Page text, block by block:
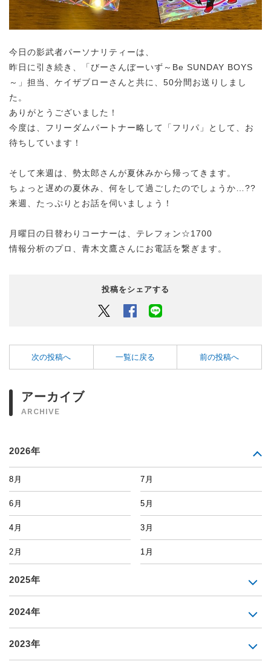
今日の影武者パーソナリティーは、
昨日に引き続き、「びーさんぼーいず～Be SUNDAY BOYS
～」担当、ケイザブローさんと共に、50分間お送りしまし
た。
ありがとうございました！
今度は、フリーダムパートナー略して「フリパ」として、お
待ちしています！
そして来週は、勢太郎さんが夏休みから帰ってきます。
ちょっと遅めの夏休み、何をして過ごしたのでしょうか…??
来週、たっぷりとお話を伺いましょう！
月曜日の日替わりコーナーは、テレフォン☆1700
情報分析のプロ、 青木文鷹さんにお電話を繋ぎます。
投稿をシェアする
Twitter Facebook
次の投稿へ 一覧に戻る 前の投稿へ
アーカイブ
ARCHIVE
2026年
8月 7月
6月 5月
4月 3月
2月 1月
2025年
2024年
2023年